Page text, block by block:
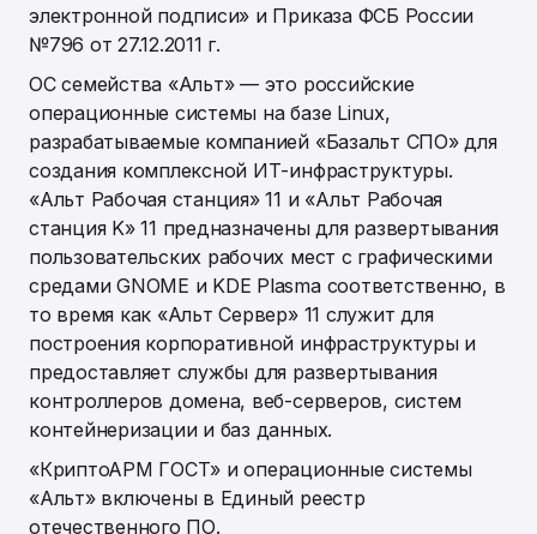
электронной подписи» и Приказа ФСБ России
№796 от 27.12.2011 г.
ОС семейства «Альт» — это российские
операционные системы на базе Linux,
разрабатываемые компанией «Базальт СПО» для
создания комплексной ИТ-инфраструктуры.
«Альт Рабочая станция» 11 и «Альт Рабочая
станция K» 11 предназначены для развертывания
пользовательских рабочих мест с графическими
средами GNOME и KDE Plasma соответственно, в
то время как «Альт Сервер» 11 служит для
построения корпоративной инфраструктуры и
предоставляет службы для развертывания
контроллеров домена, веб-серверов, систем
контейнеризации и баз данных.
«КриптоАРМ ГОСТ» и операционные системы
«Альт» включены в Единый реестр
отечественного ПО.